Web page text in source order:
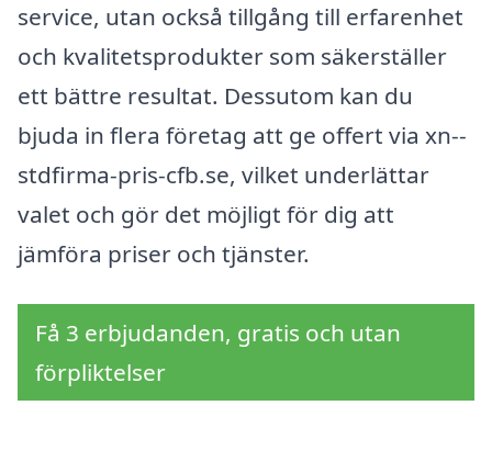
service, utan också tillgång till erfarenhet
och kvalitetsprodukter som säkerställer
ett bättre resultat. Dessutom kan du
bjuda in flera företag att ge offert via xn--
stdfirma-pris-cfb.se, vilket underlättar
valet och gör det möjligt för dig att
jämföra priser och tjänster.
Få 3 erbjudanden, gratis och utan
förpliktelser